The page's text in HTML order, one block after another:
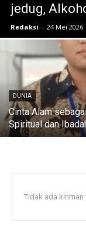
jedug,
Redaksi - 24 Mei 2026
DUNIA
Cinta Alam
Spiritual dan
Tidak ada